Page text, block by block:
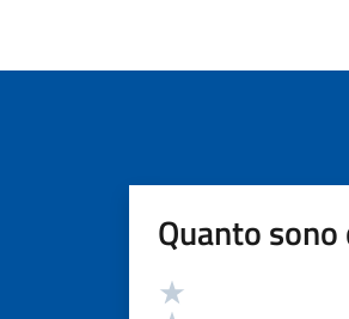
Quanto
Valutazione